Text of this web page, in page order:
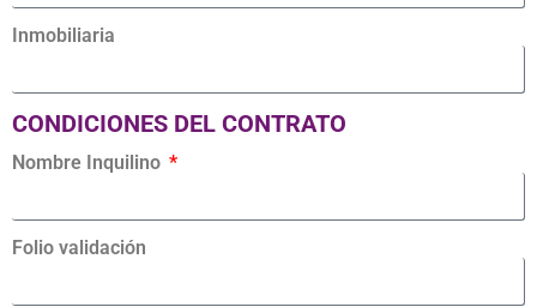
Inmobiliaria
CONDICIONES DEL CONTRATO
Nombre Inquilino
Folio validación